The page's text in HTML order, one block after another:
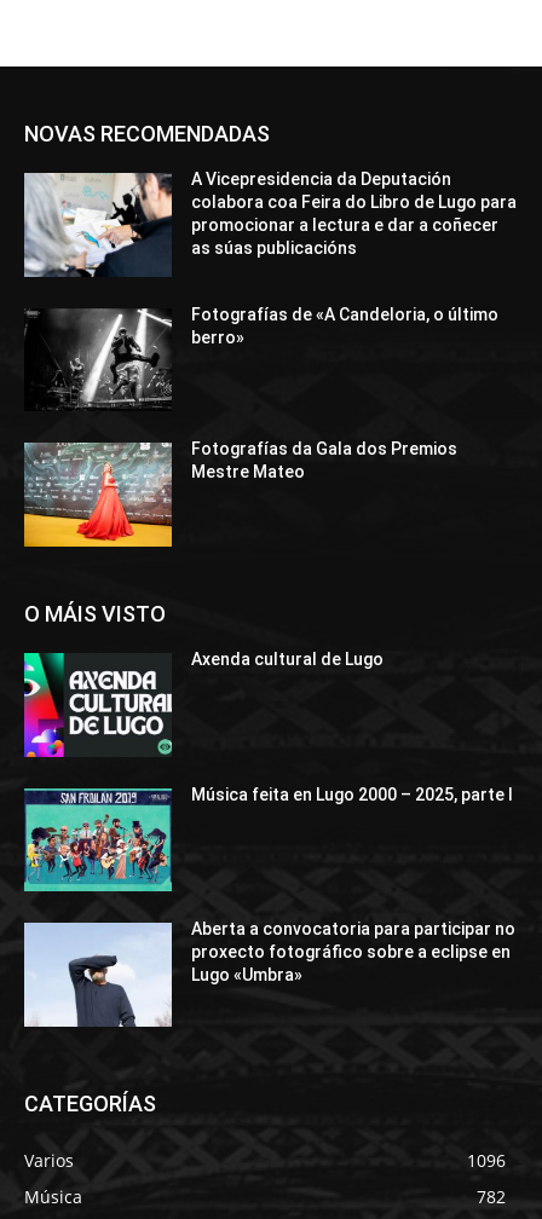
NOVAS RECOMENDADAS
A Vicepresidencia da Deputación
colabora coa Feira do Libro de Lugo para
promocionar a lectura e dar a coñecer
as súas publicacións
Fotografías de «A Candeloria, o último
berro»
Fotografías da Gala dos Premios
Mestre Mateo
O MÁIS VISTO
Axenda cultural de Lugo
Música feita en Lugo 2000 – 2025, parte I
Aberta a convocatoria para participar no
proxecto fotográfico sobre a eclipse en
Lugo «Umbra»
CATEGORÍAS
Varios
1096
Música
782